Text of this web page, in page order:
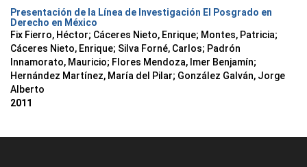
Presentación de la Línea de Investigación El Posgrado en
Derecho en México
Fix Fierro, Héctor; Cáceres Nieto, Enrique; Montes, Patricia;
Cáceres Nieto, Enrique; Silva Forné, Carlos; Padrón
Innamorato, Mauricio; Flores Mendoza, Imer Benjamín;
Hernández Martínez, María del Pilar; González Galván, Jorge
Alberto
2011